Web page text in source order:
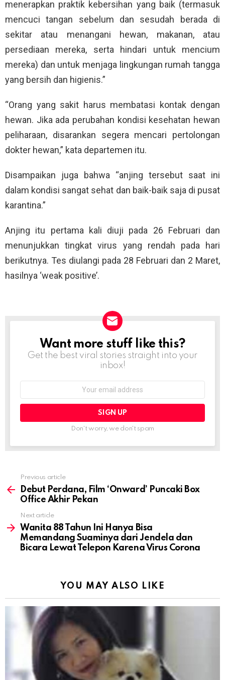
menerapkan praktik kebersihan yang baik (termasuk
mencuci tangan sebelum dan sesudah berada di
sekitar atau menangani hewan, makanan, atau
persediaan mereka, serta hindari untuk mencium
mereka) dan untuk menjaga lingkungan rumah tangga
yang bersih dan higienis.”
“Orang yang sakit harus membatasi kontak dengan
hewan. Jika ada perubahan kondisi kesehatan hewan
peliharaan, disarankan segera mencari pertolongan
dokter hewan,” kata departemen itu.
Disampaikan juga bahwa “anjing tersebut saat ini
dalam kondisi sangat sehat dan baik-baik saja di pusat
karantina.”
Anjing itu pertama kali diuji pada 26 Februari dan
menunjukkan tingkat virus yang rendah pada hari
berikutnya. Tes diulangi pada 28 Februari dan 2 Maret,
hasilnya ‘weak positive’.
NEWSLETTER
Want more stuff like this?
Get the best viral stories straight into your
inbox!
Don't worry, we don't spam
more
Previous article
Debut Perdana, Film ‘Onward’ Puncaki Box
Office Akhir Pekan
Next article
Wanita 88 Tahun Ini Hanya Bisa
Memandang Suaminya dari Jendela dan
Bicara Lewat Telepon Karena Virus Corona
YOU MAY ALSO LIKE